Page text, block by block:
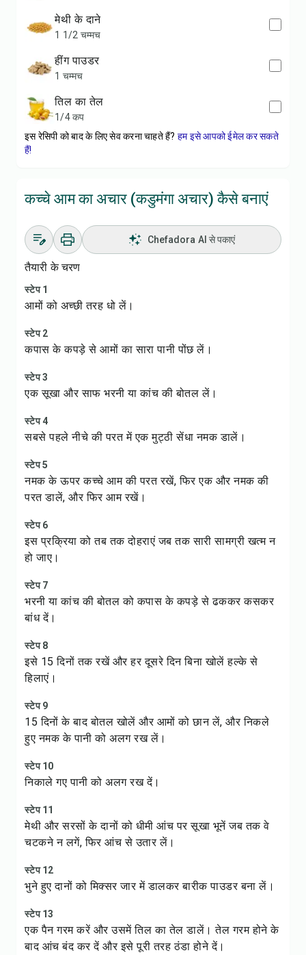
मेथी के दाने
1 1/2 चम्मच
हींग पाउडर
1 चम्मच
तिल का तेल
1/4 कप
इस रेसिपी को बाद के लिए सेव करना चाहते हैं? हम इसे आपको ईमेल कर सकते
हैं!
कच्चे आम का अचार (कडुमंगा अचार) कैसे बनाएं
Chefadora AI से पकाएं
तैयारी के चरण
स्टेप 1
आमों को अच्छी तरह धो लें।
स्टेप 2
कपास के कपड़े से आमों का सारा पानी पोंछ लें।
स्टेप 3
एक सूखा और साफ भरनी या कांच की बोतल लें।
स्टेप 4
सबसे पहले नीचे की परत में एक मुट्ठी सेंधा नमक डालें।
स्टेप 5
नमक के ऊपर कच्चे आम की परत रखें, फिर एक और नमक की
परत डालें, और फिर आम रखें।
स्टेप 6
इस प्रक्रिया को तब तक दोहराएं जब तक सारी सामग्री खत्म न
हो जाए।
स्टेप 7
भरनी या कांच की बोतल को कपास के कपड़े से ढककर कसकर
बांध दें।
स्टेप 8
इसे 15 दिनों तक रखें और हर दूसरे दिन बिना खोलें हल्के से
हिलाएं।
स्टेप 9
15 दिनों के बाद बोतल खोलें और आमों को छान लें, और निकले
हुए नमक के पानी को अलग रख लें।
स्टेप 10
निकाले गए पानी को अलग रख दें।
स्टेप 11
मेथी और सरसों के दानों को धीमी आंच पर सूखा भूनें जब तक वे
चटकने न लगें, फिर आंच से उतार लें।
स्टेप 12
भुने हुए दानों को मिक्सर जार में डालकर बारीक पाउडर बना लें।
स्टेप 13
एक पैन गरम करें और उसमें तिल का तेल डालें। तेल गरम होने के
बाद आंच बंद कर दें और इसे पूरी तरह ठंडा होने दें।